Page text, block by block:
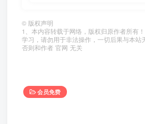
© 版权声明
1、本内容转载于网络，版权归原作者所有
学习，请勿用于非法操作，一切后果与本
否则和作者 官网 无关
会员免费